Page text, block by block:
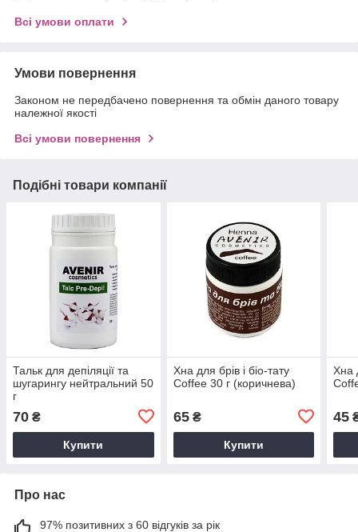
Всі умови оплати
Умови повернення
Законом не передбачено повернення та обмін даного товару
належної якості
Всі умови повернення
Подібні товари компанії
Тальк для депіляції та
шугарингу нейтральний 50
г
70 ₴
Купити
Хна для брів і біо-тату
Coffee 30 г (коричнева)
65₴
Купити
Хна
45
Про нас
97% позитивних з 60 відгуків за рік